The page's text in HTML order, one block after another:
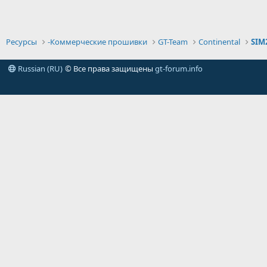
Ресурсы -Коммерческие прошивки GT-Team Continental
Russian (RU) © Все права защищены gt-forum.info